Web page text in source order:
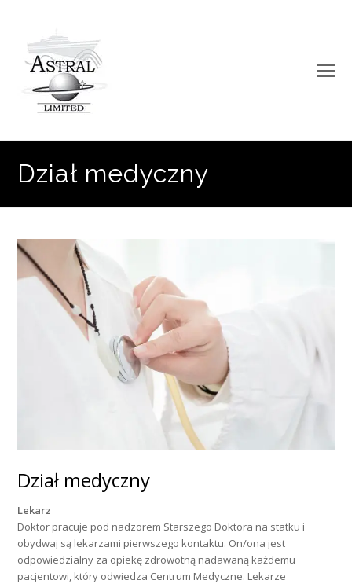
Dział medyczny
Dział medyczny
Lekarz
Doktor pracuje pod nadzorem Starszego Doktora na statku i
obydwaj są lekarzami pierwszego kontaktu. On/ona jest
odpowiedzialny za opiekę zdrowotną nadawaną każdemu
pacjentowi, który odwiedza Centrum Medyczne. Lekarze